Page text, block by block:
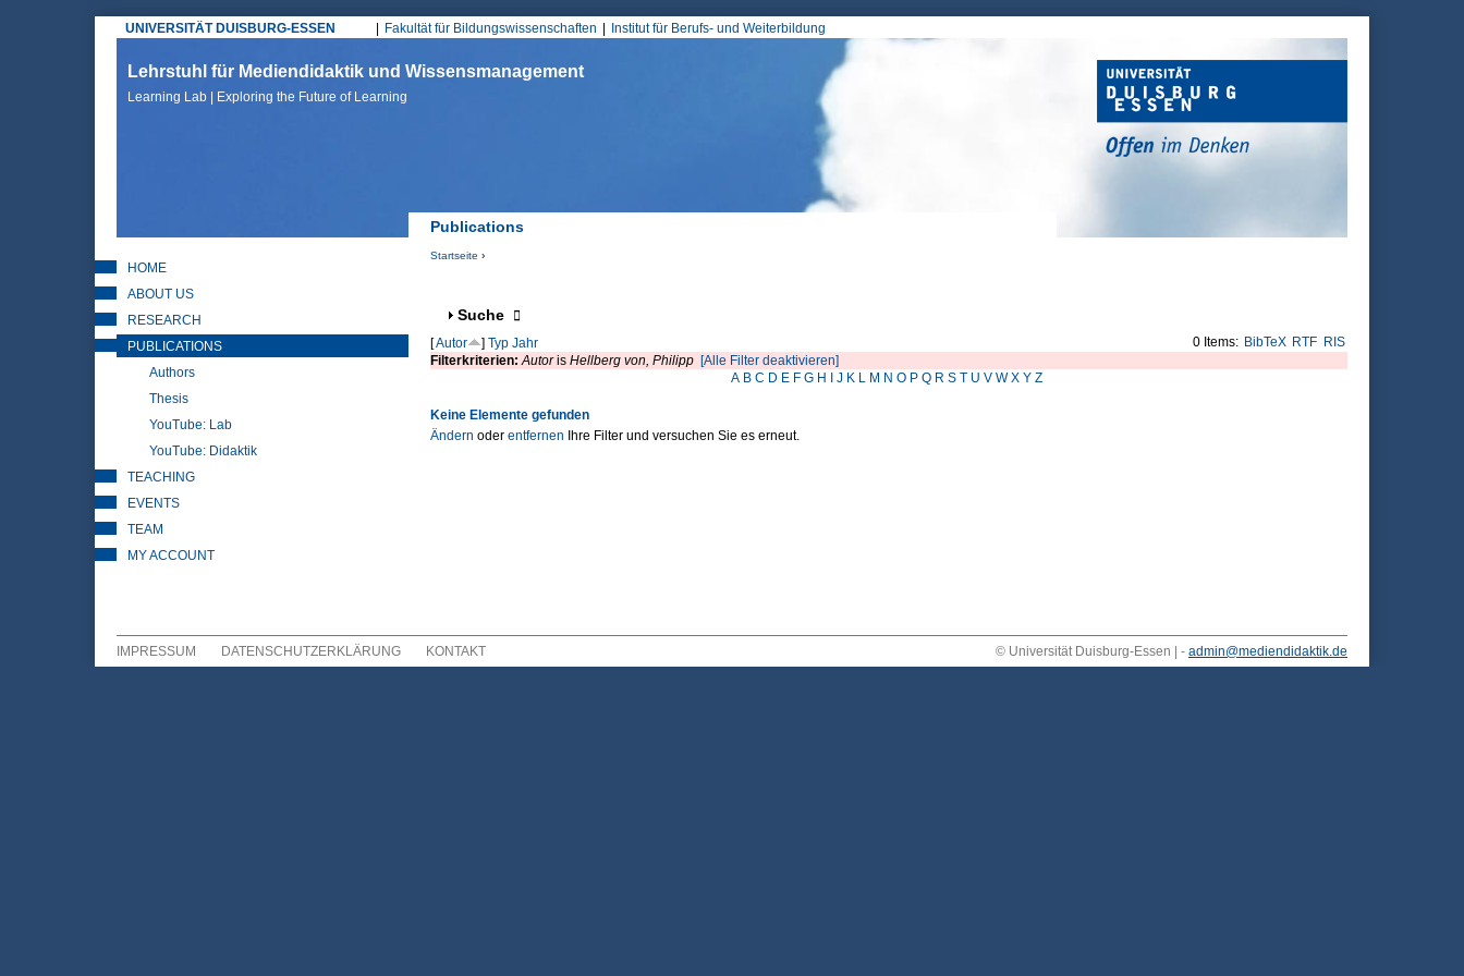
UNIVERSITÄT DUISBURG-ESSEN
Hauptmenü
Fakultät für Bildungswissenschaften Institut für Berufs- und Weiterbildung
Lehrstuhl für Mediendidaktik und Wissensmanagement
Learning Lab | Exploring the Future of Learning
Publications
Startseite ›
Anzeigen
Suche
0 Items: BibTeX RTF RIS
[Autor ] Typ Jahr
Filterkriterien:Autoris Hellberg von, Philipp [Alle Filter deaktivieren]
A B C D E F G H J K L M N O P Q R S T U V W X Y Z
Keine Elemente gefunden
Ändern oder entfernen Ihre Filter und versuchen Sie es erneut.
HOME
ABOUT US
RESEARCH
PUBLICATIONS
Authors
Thesis
YouTube: Lab
YouTube: Didaktik
TEACHING
EVENTS
TEAM
MY ACCOUNT
IMPRESSUM DATENSCHUTZERKLÄRUNG KONTAKT © Universität Duisburg-Essen | - admin@mediendidaktik.de